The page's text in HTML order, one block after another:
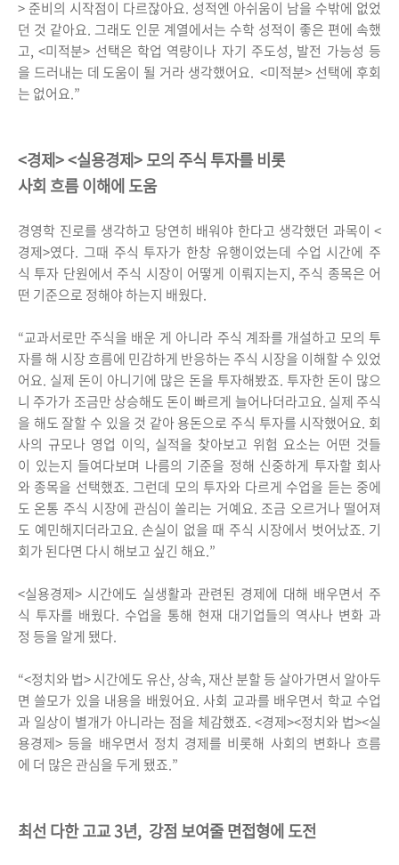
> 준비의 시작점이 다르잖아요. 성적엔 아쉬움이 남을 수밖에 없었
던 것 같아요. 그래도 인문 계열에서는 수학 성적이 좋은 편에 속했
고, <미적분> 선택은 학업 역량이나 자기 주도성, 발전 가능성 등
을 드러내는 데 도움이 될 거라 생각했어요. <미적분> 선택에 후회
는 없어요.”
<경제> <실용경제> 모의 주식 투자를 비롯
사회 흐름 이해에 도움
경영학 진로를 생각하고 당연히 배워야 한다고 생각했던 과목이 <
경제>였다. 그때 주식 투자가 한창 유행이었는데 수업 시간에 주
식 투자 단원에서 주식 시장이 어떻게 이뤄지는지, 주식 종목은 어
떤 기준으로 정해야 하는지 배웠다.
“교과서로만 주식을 배운 게 아니라 주식 계좌를 개설하고 모의 투
자를 해 시장 흐름에 민감하게 반응하는 주식 시장을 이해할 수 있었
어요. 실제 돈이 아니기에 많은 돈을 투자해봤죠. 투자한 돈이 많으
니 주가가 조금만 상승해도 돈이 빠르게 늘어나더라고요. 실제 주식
을 해도 잘할 수 있을 것 같아 용돈으로 주식 투자를 시작했어요. 회
사의 규모나 영업 이익, 실적을 찾아보고 위험 요소는 어떤 것들
이 있는지 들여다보며 나름의 기준을 정해 신중하게 투자할 회사
와 종목을 선택했죠. 그런데 모의 투자와 다르게 수업을 듣는 중에
도 온통 주식 시장에 관심이 쏠리는 거예요. 조금 오르거나 떨어져
도 예민해지더라고요. 손실이 없을 때 주식 시장에서 벗어났죠. 기
회가 된다면 다시 해보고 싶긴 해요.”
<실용경제> 시간에도 실생활과 관련된 경제에 대해 배우면서 주
식 투자를 배웠다. 수업을 통해 현재 대기업들의 역사나 변화 과
정 등을 알게 됐다.
“<정치와 법> 시간에도 유산, 상속, 재산 분할 등 살아가면서 알아두
면 쓸모가 있을 내용을 배웠어요. 사회 교과를 배우면서 학교 수업
과 일상이 별개가 아니라는 점을 체감했죠. <경제><정치와 법><실
용경제> 등을 배우면서 정치 경제를 비롯해 사회의 변화나 흐름
에 더 많은 관심을 두게 됐죠.”
최선 다한 고교 3년, 강점 보여줄 면접형에 도전